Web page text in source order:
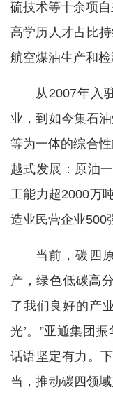
硫技术等十余项
高学历人才占比
航空煤油生产和检
从2007年入
业，到如今集石
等为一体的综合
越式发展：原油
工能力超2000万
造业民营企业500
当前，碳四
产，绿色低碳高
了我们良好的产
光’。”亚通集团
话语坚定有力。
当，推动碳四领